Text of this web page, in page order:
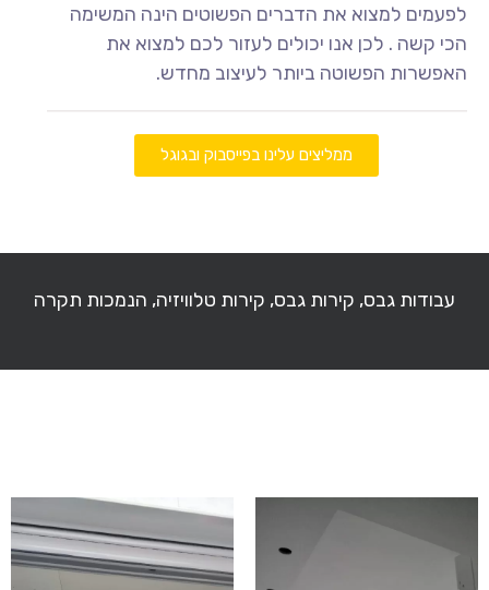
לפעמים למצוא את הדברים הפשוטים הינה המשימה
הכי קשה . לכן אנו יכולים לעזור לכם למצוא את
האפשרות הפשוטה ביותר לעיצוב מחדש.
ממליצים עלינו בפייסבוק ובגוגל
עבודות גבס, קירות גבס, קירות טלוויזיה, הנמכות תקרה